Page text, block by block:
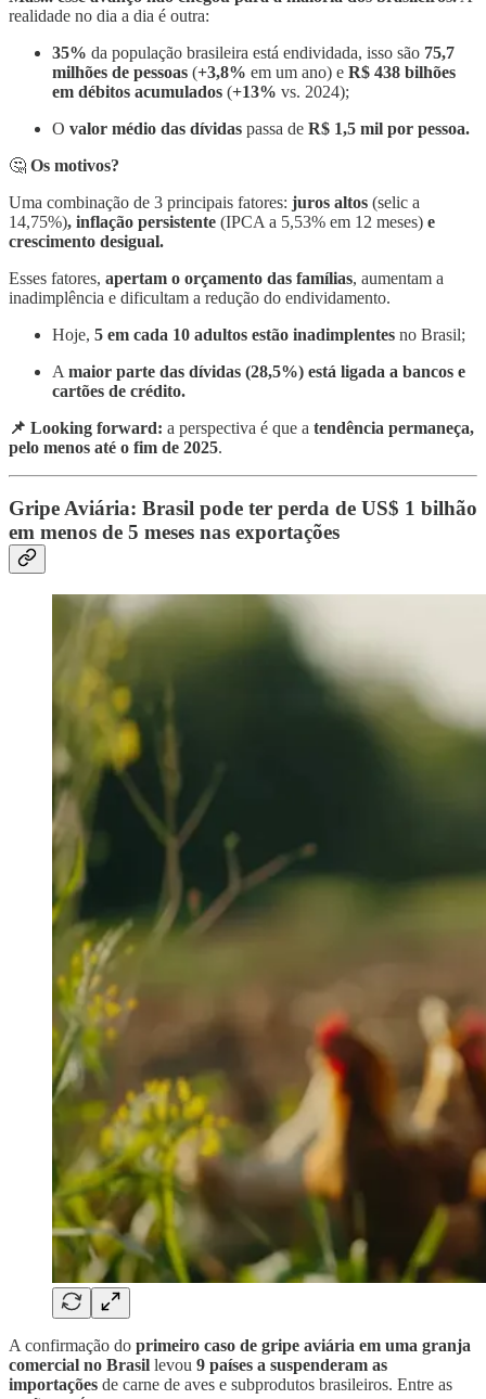
realidade no dia a dia é outra:
35% da população brasileira está endividada, isso são 75,7
milhões de pessoas (+3,8% em um ano) e R$ 438 bilhões
em débitos acumulados (+13% vs. 2024);
O valor médio das dívidas passa de R$ 1,5 mil por pessoa.
🤔 Os motivos?
Uma combinação de 3 principais fatores: juros altos (selic a
14,75%), inflação persistente (IPCA a 5,53% em 12 meses) e
crescimento desigual.
Esses fatores, apertam o orçamento das famílias, aumentam a
inadimplência e dificultam a redução do endividamento.
Hoje, 5 em cada 10 adultos estão inadimplentes no Brasil;
A maior parte das dívidas (28,5%) está ligada a bancos e
cartões de crédito.
📌 Looking forward: a perspectiva é que a tendência permaneça,
pelo menos até o fim de 2025.
Gripe Aviária: Brasil pode ter perda de US$ 1 bilhão
em menos de 5 meses nas exportações
A confirmação do primeiro caso de gripe aviária em uma granja
comercial no Brasil levou 9 países a suspenderam as
importações de carne de aves e subprodutos brasileiros. Entre as